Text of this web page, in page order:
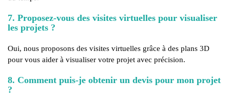
7. Proposez-vous des visites virtuelles pour visualiser
les projets ?
Oui, nous proposons des visites virtuelles grâce à des plans 3D
pour vous aider à visualiser votre projet avec précision.
8. Comment puis-je obtenir un devis pour mon projet
?